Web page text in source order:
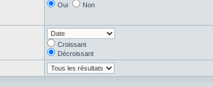
Oui Non
Croissant
Décroissant